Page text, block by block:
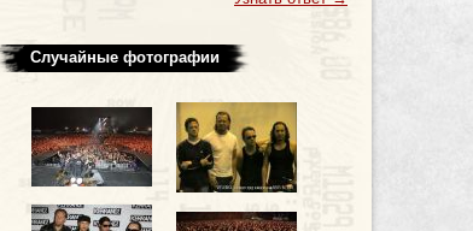
Случайные фотографии